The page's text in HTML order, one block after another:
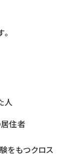
人
住者
をもつクロス